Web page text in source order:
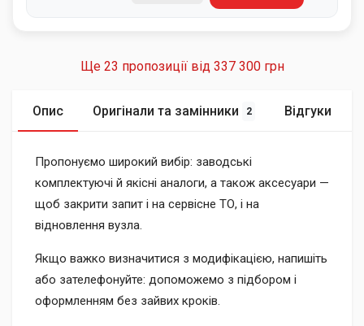
Ще 23 пропозиції від 337 300 грн
Опис Оригінали та замінники 2 Відгуки
Пропонуємо широкий вибір: заводські
комплектуючі й якісні аналоги, а також аксесуари —
щоб закрити запит і на сервісне ТО, і на
відновлення вузла.
Якщо важко визначитися з модифікацією, напишіть
або зателефонуйте: допоможемо з підбором і
оформленням без зайвих кроків.